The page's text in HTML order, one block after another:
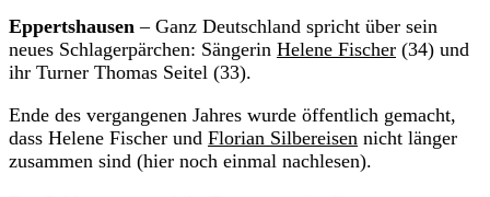
Eppertshausen – Ganz Deutschland spricht über sein
neues Schlagerpärchen: Sängerin Helene Fischer (34) und
ihr Turner Thomas Seitel (33).
Ende des vergangenen Jahres wurde öffentlich gemacht,
dass Helene Fischer und Florian Silbereisen nicht länger
zusammen sind (hier noch einmal nachlesen).